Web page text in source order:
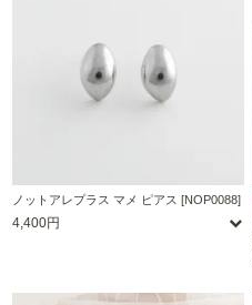
ノットアレプラス マメ ピアス [NOP0088]
4,400円